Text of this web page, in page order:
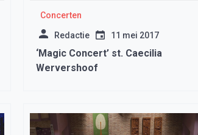
Concerten
Redactie 11 mei 2017
‘Magic Concert’ st. Caecilia
Wervershoof